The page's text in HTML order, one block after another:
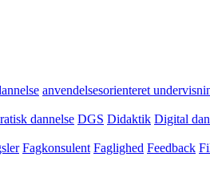
anvendelsesorienteret
dannelse DGS Didaktik Digital
Fagkonsulent Faglighed Feedback